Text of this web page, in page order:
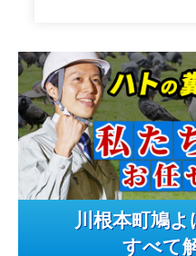
川根本町鳩
すべて